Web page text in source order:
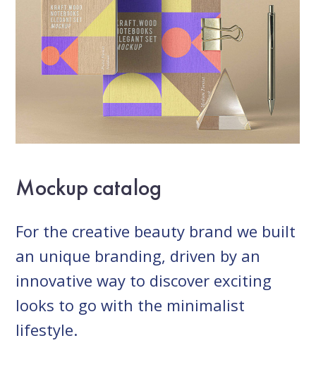
Mockup catalog
For the creative beauty brand we built
an unique branding, driven by an
innovative way to discover exciting
looks to go with the minimalist
lifestyle.